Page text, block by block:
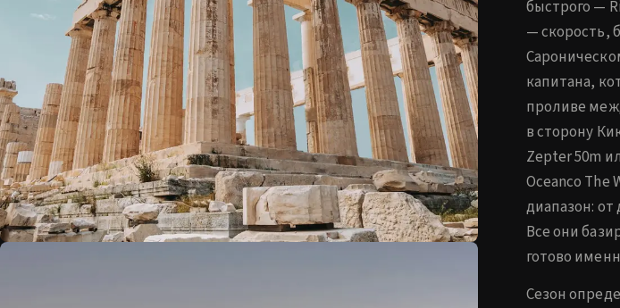
быстрого —
— скорость,
капитана,
проливе
в сторону
Zepter 50m
Oceanco The
диапазон:
Все они
готово
Сезон